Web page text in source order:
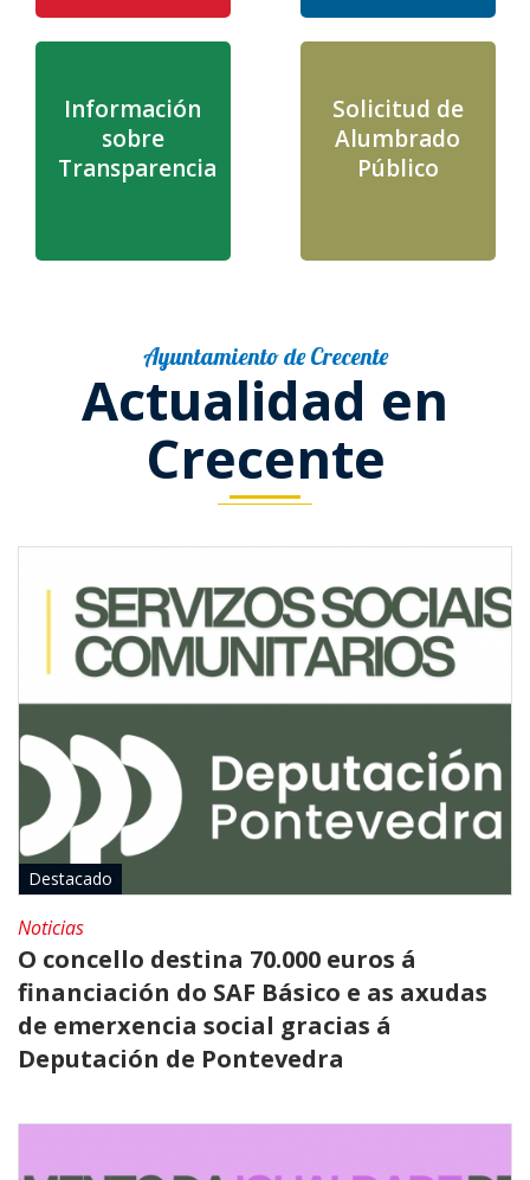
Ribeira
Sendelle
Vilar
Juzgado de paz
Información
sobre
Transparencia
Solicitud de
Alumbrado
Público
Ayuntamiento de Crecente
Actualidad en
Crecente
Destacado
Noticias
O concello destina 70.000 euros á
financiación do SAF Básico e as axudas
de emerxencia social gracias á
Deputación de Pontevedra